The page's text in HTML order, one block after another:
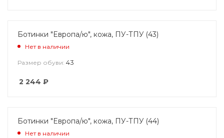
Ботинки "Европа/ю", кожа, ПУ-ТПУ (43)
Нет в наличии
Размер обуви: 43
2 244 ₽
Ботинки "Европа/ю", кожа, ПУ-ТПУ (44)
Нет в наличии